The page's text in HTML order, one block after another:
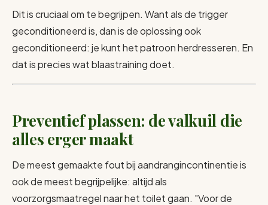
Dit is cruciaal om te begrijpen. Want als de trigger
geconditioneerd is, dan is de oplossing ook
geconditioneerd: je kunt het patroon herdresseren. En
dat is precies wat blaastraining doet.
Preventief plassen: de valkuil die
alles erger maakt
De meest gemaakte fout bij aandrangincontinentie is
ook de meest begrijpelijke: altijd als
voorzorgsmaatregel naar het toilet gaan. "Voor de